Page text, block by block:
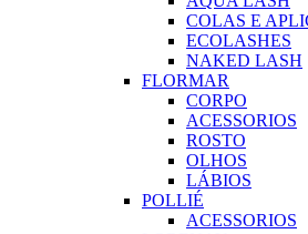
COLAS E
ECOLASHES
NAKED LASH
FLORMAR
CORPO
ACESSORIOS
ROSTO
OLHOS
LÁBIOS
POLLIÉ
ACESSORIOS